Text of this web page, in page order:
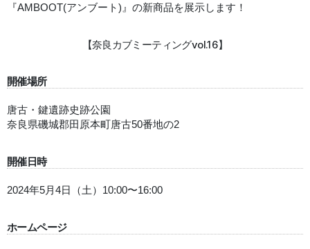
『AMBOOT(アンブート)』の新商品を展示します！
【奈良カブミーティングvol.16】
開催場所
唐古・鍵遺跡史跡公園
奈良県磯城郡田原本町唐古50番地の2
開催日時
2024年5月4日（土）10:00〜16:00
ホームページ